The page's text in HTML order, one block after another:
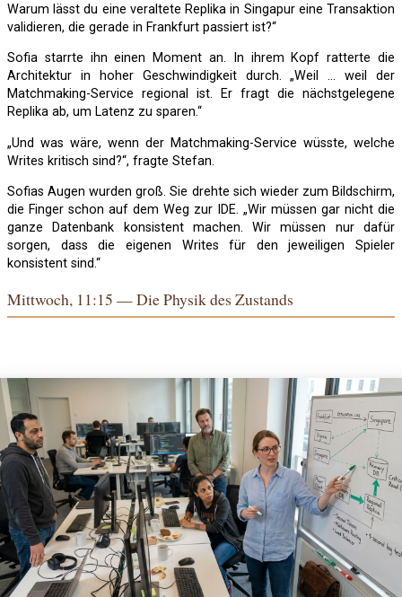
Warum lässt du eine veraltete Replika in Singapur eine Transaktion
validieren, die gerade in Frankfurt passiert ist?“
Sofia starrte ihn einen Moment an. In ihrem Kopf ratterte die
Architektur in hoher Geschwindigkeit durch. „Weil … weil der
Matchmaking-Service regional ist. Er fragt die nächstgelegene
Replika ab, um Latenz zu sparen.“
„Und was wäre, wenn der Matchmaking-Service wüsste, welche
Writes kritisch sind?“, fragte Stefan.
Sofias Augen wurden groß. Sie drehte sich wieder zum Bildschirm,
die Finger schon auf dem Weg zur IDE. „Wir müssen gar nicht die
ganze Datenbank konsistent machen. Wir müssen nur dafür
sorgen, dass die eigenen Writes für den jeweiligen Spieler
konsistent sind.“
Mittwoch, 11:15 — Die Physik des Zustands